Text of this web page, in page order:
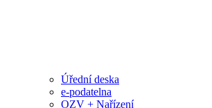
Úřední deska
e-podatelna
OZV + Nařízení